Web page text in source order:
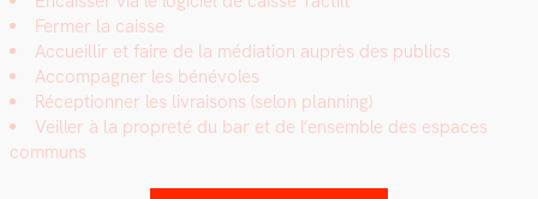
Fer­mer la caisse
Accueil­lir et faire de la médi­a­tion auprès des publics
Accom­pa­g­n­er les bénév­oles
Récep­tion­ner les livraisons (selon plan­ning)
Veiller à la pro­preté du bar et de l’ensem­ble des espaces
com­muns